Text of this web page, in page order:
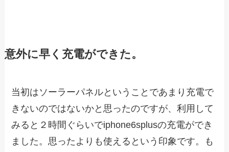
意外に早く充電ができた。
当初はソーラーパネルということであまり充電で
きないのではないかと思ったのですが、利用して
みると２時間ぐらいでiphone6splusの充電ができ
ました。思ったよりも使えるという印象です。も